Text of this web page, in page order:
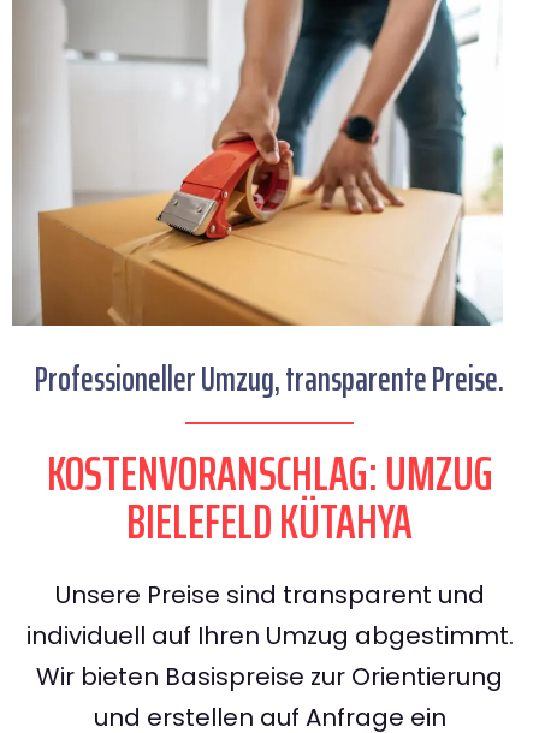
Professioneller Umzug, transparente Preise.
KOSTENVORANSCHLAG: UMZUG
BIELEFELD KÜTAHYA
Unsere Preise sind transparent und
individuell auf Ihren Umzug abgestimmt.
Wir bieten Basispreise zur Orientierung
und erstellen auf Anfrage ein